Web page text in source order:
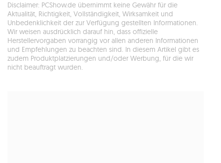
Disclaimer: PCShow.de übernimmt keine Gewähr für die
Aktualität, Richtigkeit, Vollständigkeit, Wirksamkeit und
Unbedenklichkeit der zur Verfügung gestellten Informationen.
Wir weisen ausdrücklich darauf hin, dass offizielle
Herstellervorgaben vorrangig vor allen anderen Informationen
und Empfehlungen zu beachten sind. In diesem Artikel gibt es
zudem Produktplatzierungen und/oder Werbung, für die wir
nicht beauftragt wurden.